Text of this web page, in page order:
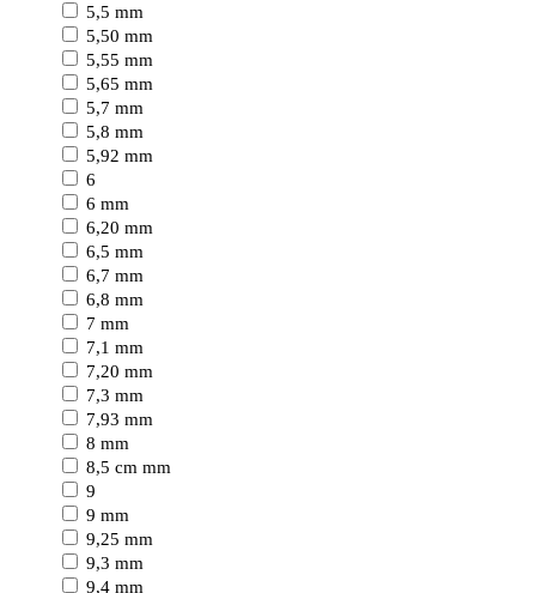
5,5 mm
5,50 mm
5,55 mm
5,65 mm
5,7 mm
5,8 mm
5,92 mm
6
6 mm
6,20 mm
6,5 mm
6,7 mm
6,8 mm
7 mm
7,1 mm
7,20 mm
7,3 mm
7,93 mm
8 mm
8,5 cm mm
9
9 mm
9,25 mm
9,3 mm
9,4 mm